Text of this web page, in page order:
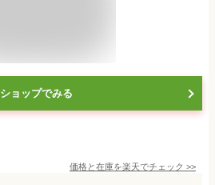
ショップでみる
価格と在庫を楽天でチェック >>